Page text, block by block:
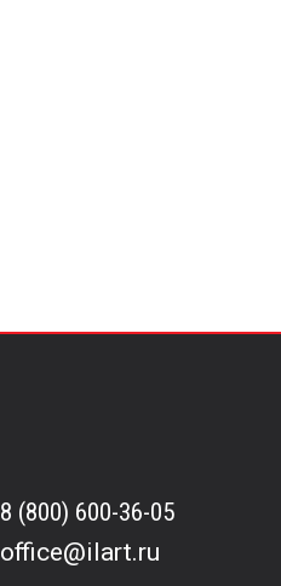
8 (800) 600-36-05
office@ilart.ru